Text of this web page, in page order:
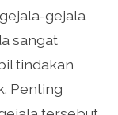
gejala
sangat
tindakan
Penting